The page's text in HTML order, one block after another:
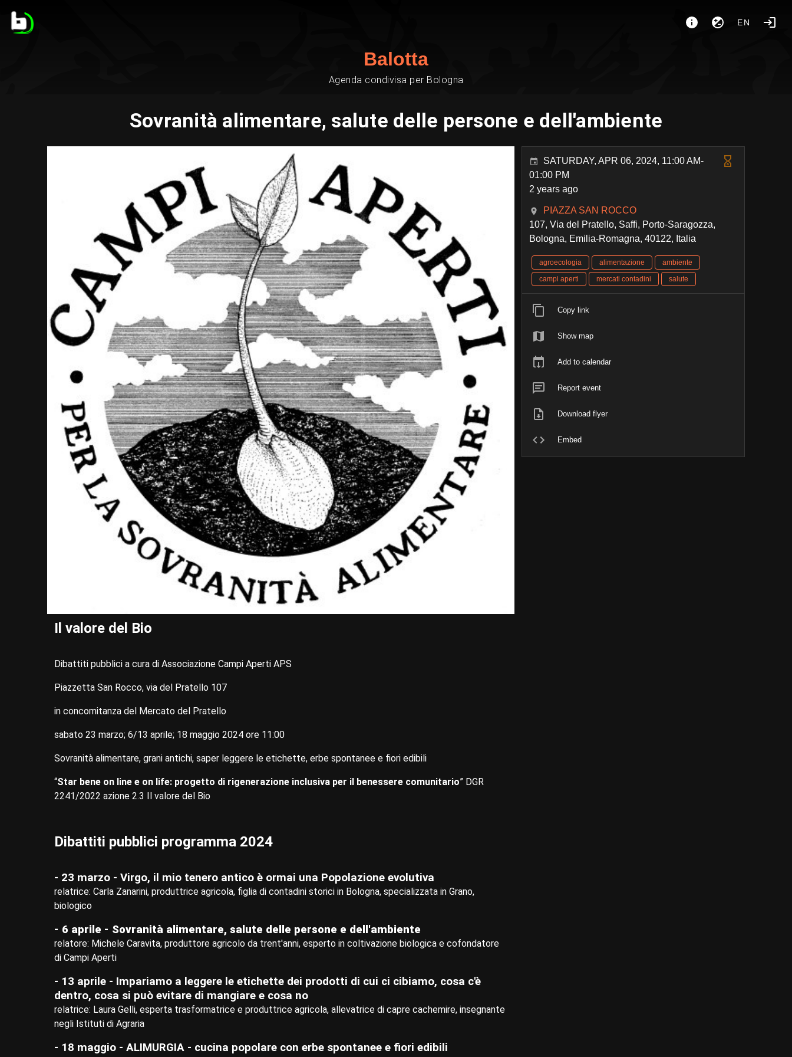
EN
Balotta
Agenda condivisa per Bologna
Sovranità alimentare, salute delle persone e dell'ambiente
Il valore del Bio
Dibattiti pubblici a cura di Associazione Campi Aperti APS
Piazzetta San Rocco, via del Pratello 107
in concomitanza del Mercato del Pratello
sabato 23 marzo; 6/13 aprile; 18 maggio 2024 ore 11:00
Sovranità alimentare, grani antichi, saper leggere le etichette, erbe spontanee e fiori edibili
“Star bene on line e on life: progetto di rigenerazione inclusiva per il benessere comunitario” DGR
2241/2022 azione 2.3 Il valore del Bio
Dibattiti pubblici programma 2024
- 23 marzo - Virgo, il mio tenero antico è ormai una Popolazione evolutiva
relatrice: Carla Zanarini, produttrice agricola, figlia di contadini storici in Bologna, specializzata in Grano,
biologico
- 6 aprile - Sovranità alimentare, salute delle persone e dell'ambiente
relatore: Michele Caravita, produttore agricolo da trent'anni, esperto in coltivazione biologica e cofondatore
di Campi Aperti
- 13 aprile - Impariamo a leggere le etichette dei prodotti di cui ci cibiamo, cosa c'è
dentro, cosa si può evitare di mangiare e cosa no
relatrice: Laura Gelli, esperta trasformatrice e produttrice agricola, allevatrice di capre cachemire, insegnante
negli Istituti di Agraria
- 18 maggio - ALIMURGIA - cucina popolare con erbe spontanee e fiori edibili
SATURDAY, APR 06, 2024, 11:00 AM-
01:00 PM
2 years ago
PIAZZA SAN ROCCO
107, Via del Pratello, Saffi, Porto-Saragozza,
Bologna, Emilia-Romagna, 40122, Italia
agroecologia alimentazione
ambiente
campi aperti
mercati contadini salute
Copy link
Show map
Add to calendar
Report event
Download flyer
Embed